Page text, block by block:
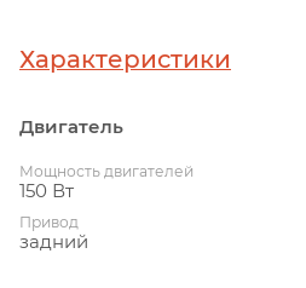
Характеристики
Двигатель
Мощность двигателей
150 Вт
Привод
задний